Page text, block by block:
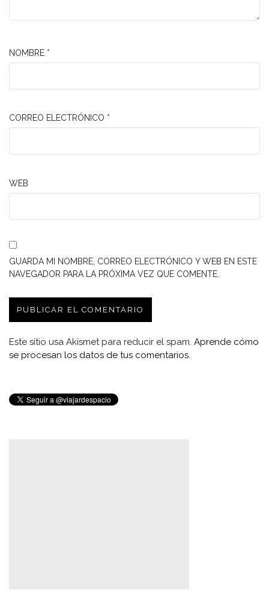
NOMBRE *
CORREO ELECTRÓNICO *
WEB
GUARDA MI NOMBRE, CORREO ELECTRÓNICO Y WEB EN ESTE
NAVEGADOR PARA LA PRÓXIMA VEZ QUE COMENTE.
Este sitio usa Akismet para reducir el spam. Aprende cómo
se procesan los datos de tus comentarios.